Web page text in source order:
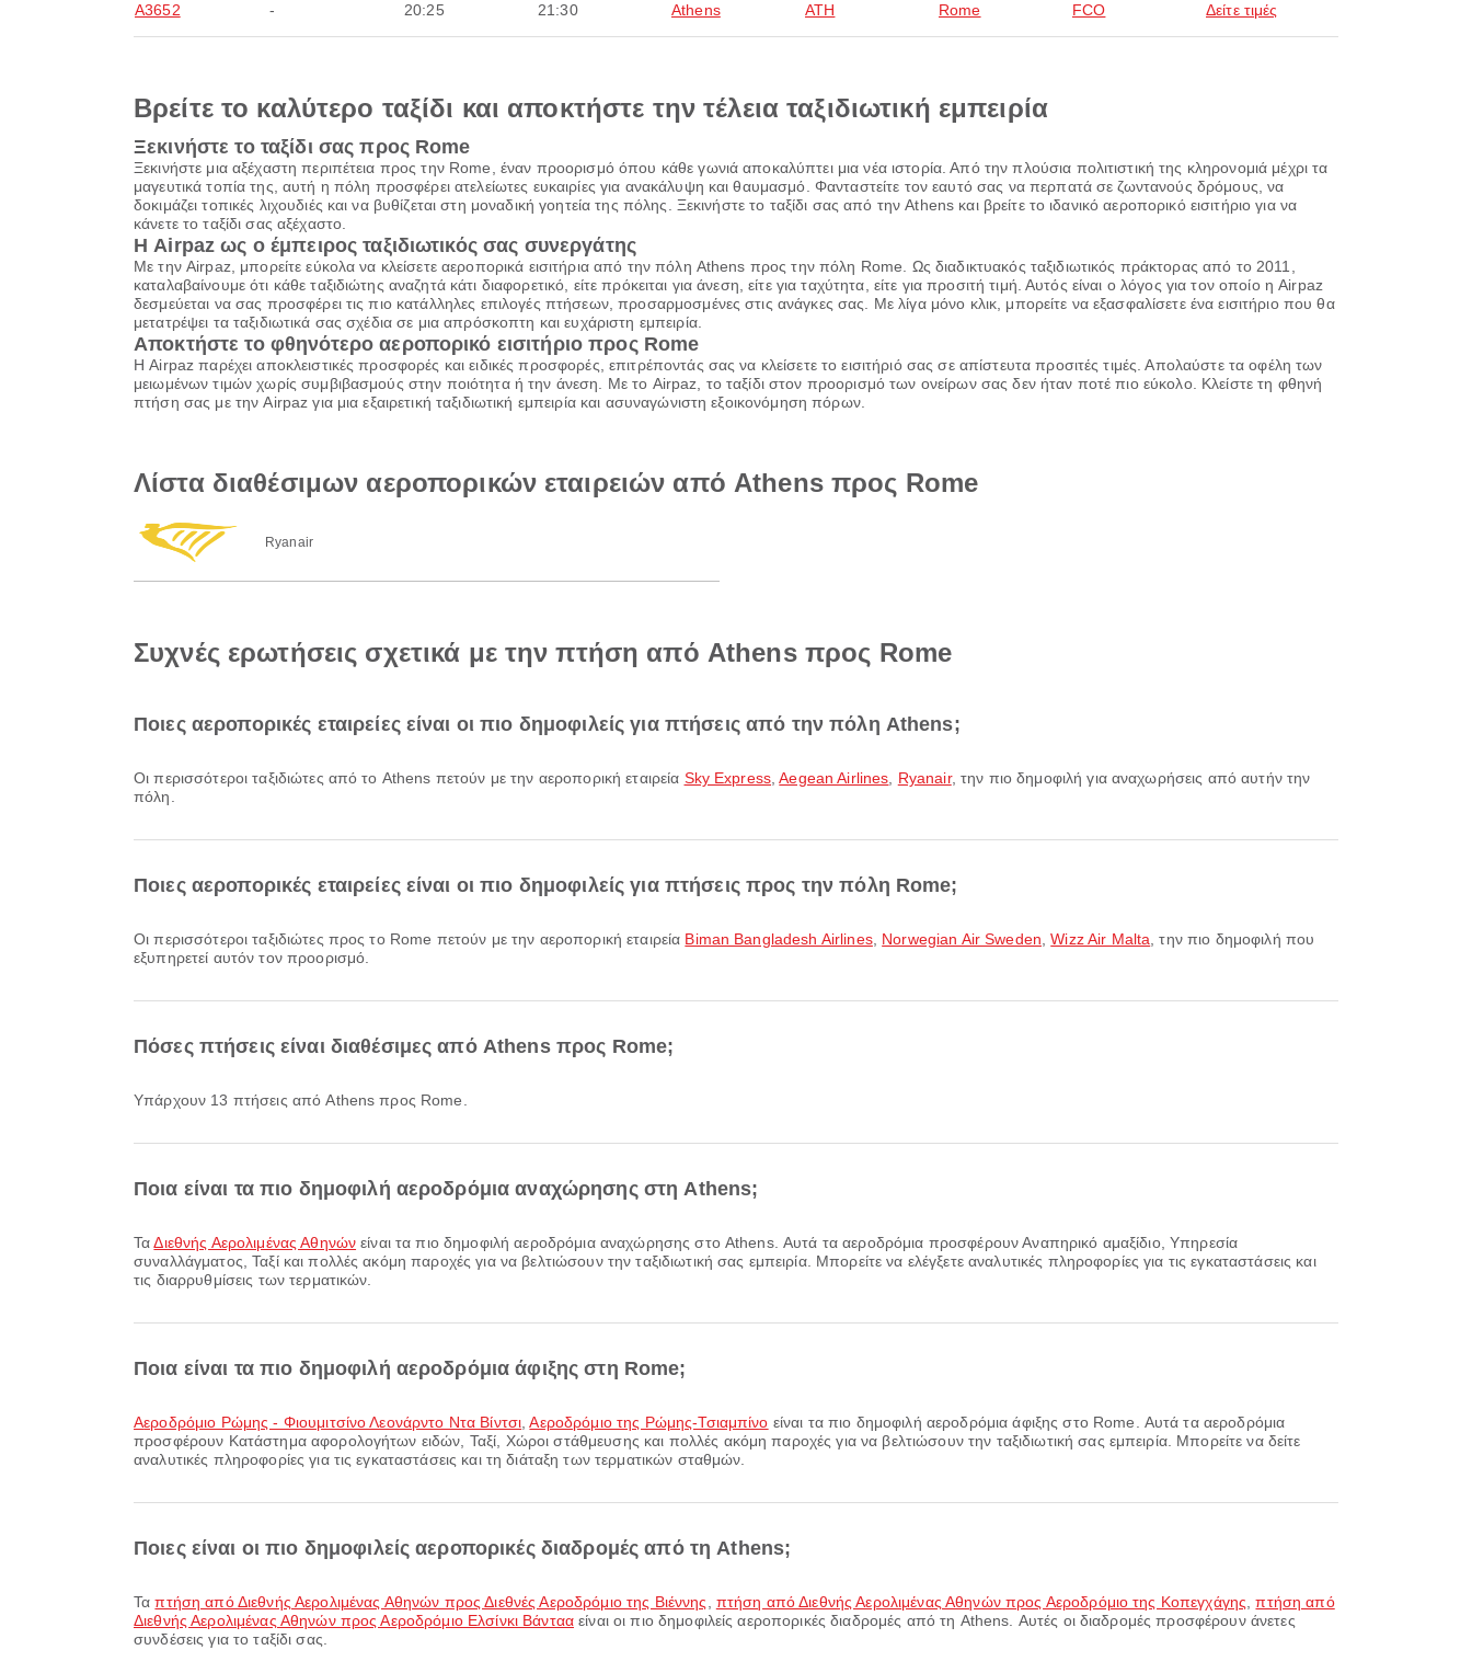
A3652 - 20:25 21:30 Athens ATH Rome FCO Δείτε τιμές
Βρείτε το καλύτερο ταξίδι και αποκτήστε την τέλεια ταξιδιωτική εμπειρία
Ξεκινήστε το ταξίδι σας προς Rome
Ξεκινήστε μια αξέχαστη περιπέτεια προς την Rome, έναν προορισμό όπου κάθε γωνιά αποκαλύπτει μια νέα ιστορία. Από την πλούσια πολιτιστική της κληρονομιά μέχρι τα
μαγευτικά τοπία της, αυτή η πόλη προσφέρει ατελείωτες ευκαιρίες για ανακάλυψη και θαυμασμό. Φανταστείτε τον εαυτό σας να περπατά σε ζωντανούς δρόμους, να
δοκιμάζει τοπικές λιχουδιές και να βυθίζεται στη μοναδική γοητεία της πόλης. Ξεκινήστε το ταξίδι σας από την Athens και βρείτε το ιδανικό αεροπορικό εισιτήριο για να
κάνετε το ταξίδι σας αξέχαστο.
Η Airpaz ως ο έμπειρος ταξιδιωτικός σας συνεργάτης
Με την Airpaz, μπορείτε εύκολα να κλείσετε αεροπορικά εισιτήρια από την πόλη Athens προς την πόλη Rome. Ως διαδικτυακός ταξιδιωτικός πράκτορας από το 2011,
καταλαβαίνουμε ότι κάθε ταξιδιώτης αναζητά κάτι διαφορετικό, είτε πρόκειται για άνεση, είτε για ταχύτητα, είτε για προσιτή τιμή. Αυτός είναι ο λόγος για τον οποίο η Airpaz
δεσμεύεται να σας προσφέρει τις πιο κατάλληλες επιλογές πτήσεων, προσαρμοσμένες στις ανάγκες σας. Με λίγα μόνο κλικ, μπορείτε να εξασφαλίσετε ένα εισιτήριο που θα
μετατρέψει τα ταξιδιωτικά σας σχέδια σε μια απρόσκοπτη και ευχάριστη εμπειρία.
Αποκτήστε το φθηνότερο αεροπορικό εισιτήριο προς Rome
Η Airpaz παρέχει αποκλειστικές προσφορές και ειδικές προσφορές, επιτρέποντάς σας να κλείσετε το εισιτήριό σας σε απίστευτα προσιτές τιμές. Απολαύστε τα οφέλη των
μειωμένων τιμών χωρίς συμβιβασμούς στην ποιότητα ή την άνεση. Με το Airpaz, το ταξίδι στον προορισμό των ονείρων σας δεν ήταν ποτέ πιο εύκολο. Κλείστε τη φθηνή
πτήση σας με την Airpaz για μια εξαιρετική ταξιδιωτική εμπειρία και ασυναγώνιστη εξοικονόμηση πόρων.
Λίστα διαθέσιμων αεροπορικών εταιρειών από Athens προς Rome
Ryanair
Συχνές ερωτήσεις σχετικά με την πτήση από Athens προς Rome
Ποιες αεροπορικές εταιρείες είναι οι πιο δημοφιλείς για πτήσεις από την πόλη Athens;
Οι περισσότεροι ταξιδιώτες από το Athens πετούν με την αεροπορική εταιρεία Sky Express ,Aegean Airlines Ryanair, την πιο δημοφιλή για αναχωρήσεις από αυτήν την
πόλη.
Ποιες αεροπορικές εταιρείες είναι οι πιο δημοφιλείς για πτήσεις προς την πόλη Rome;
Οι περισσότεροι ταξιδιώτες προς το Rome πετούν με την αεροπορική εταιρεία Biman Bangladesh Airlines, Norwegian Air Sweden ,Wizz Air Malta , την πιο δημοφιλή που
εξυπηρετεί αυτόν τον προορισμό.
Πόσες πτήσεις είναι διαθέσιμες από Athens προς Rome;
Υπάρχουν 13 πτήσεις από Athens προς Rome.
Ποια είναι τα πιο δημοφιλή αεροδρόμια αναχώρησης στη Athens;
ΤαΔιεθνής Αερολιμένας Αθηνών είναι τα πιο δημοφιλή αεροδρόμια αναχώρησης στο Athens. Αυτά τα αεροδρόμια προσφέρουν Αναπηρικό αμαξίδιο, Υπηρεσία
συναλλάγματος, Ταξί και πολλές ακόμη παροχές για να βελτιώσουν την ταξιδιωτική σας εμπειρία. Μπορείτε να ελέγξετε αναλυτικές πληροφορίες για τις εγκαταστάσεις και
τις διαρρυθμίσεις των τερματικών.
Ποια είναι τα πιο δημοφιλή αεροδρόμια άφιξης στη Rome;
Αεροδρόμιο Ρώμης - Φιουμιτσίνο Λεονάρντο Ντα Βίντσι ,Αεροδρόμιο της Ρώμης-Τσιαμπίνο είναι τα πιο δημοφιλή αεροδρόμια άφιξης στο Rome. Αυτά τα αεροδρόμια
προσφέρουν Κατάστημα αφορολογήτων ειδών, Ταξί, Χώροι στάθμευσης και πολλές ακόμη παροχές για να βελτιώσουν την ταξιδιωτική σας εμπειρία. Μπορείτε να δείτε
αναλυτικές πληροφορίες για τις εγκαταστάσεις και τη διάταξη των τερματικών σταθμών.
Ποιες είναι οι πιο δημοφιλείς αεροπορικές διαδρομές από τη Athens;
Ταπτήση από Διεθνής Αερολιμένας Αθηνών προς Διεθνές Αεροδρόμιο της Βιέννης πτήση από Διεθνής Αερολιμένας Αθηνών προς Αεροδρόμιο της Κοπεγχάγης ,πτήση από
Διεθνής Αερολιμένας Αθηνών προς Αεροδρόμιο Ελσίνκι Βάντααείναι οι πιο δημοφιλείς αεροπορικές διαδρομές από τη Athens. Αυτές οι διαδρομές προσφέρουν άνετες
συνδέσεις για το ταξίδι σας.